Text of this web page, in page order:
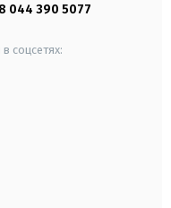
044 390 5077
соцсетях: